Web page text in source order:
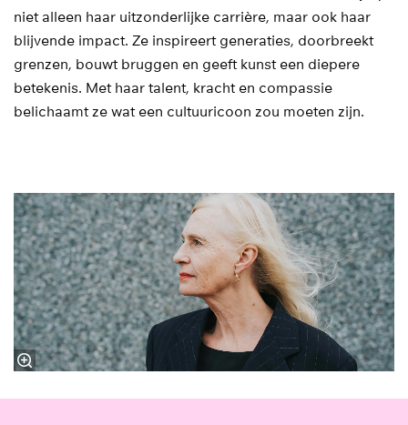
niet alleen haar uitzonderlijke carrière, maar ook haar
blijvende impact. Ze inspireert generaties, doorbreekt
grenzen, bouwt bruggen en geeft kunst een diepere
betekenis. Met haar talent, kracht en compassie
belichaamt ze wat een cultuuricoon zou moeten zijn.